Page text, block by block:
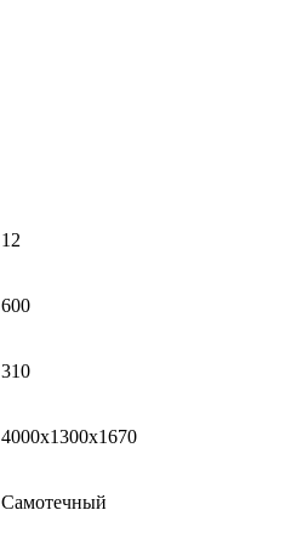
12
600
310
4000х1300х1670
Самотечный